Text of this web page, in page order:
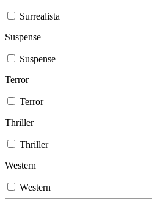
Surrealista
Suspense
Suspense
Terror
Terror
Thriller
Thriller
Western
Western